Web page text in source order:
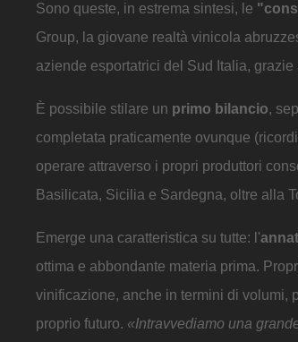
Sono queste, in estrema sintesi, le
Group, la giovane realtà vinicola
aziende esportatrici del Sud Italia,
È possibile stilare un primo bilancio,
completata praticamente ovunque
operare attraverso i propri produttori
Basilicata, Sicilia e Sardegna, oltre alla
Emerge una caratteristica su tutte: l'
ottima e abbondante materia prima.
vinificazione, anche in termini di volumi,
proprio futuro. «Intravvediamo una